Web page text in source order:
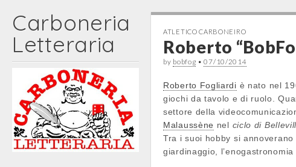
Carboneria
Letteraria
ATLETICO CARBONEIRO
Roberto
by bobfog •07/10/2014
Roberto Fogliardi è nato nel
giochi da tavolo e di ruolo.
settore della
Malaussène nel ciclo di
Tra i suoi hobby si
giardinaggio,